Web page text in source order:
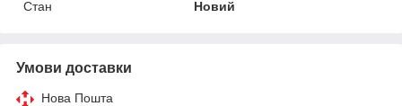
Стан Новий
Умови доставки
Нова Пошта